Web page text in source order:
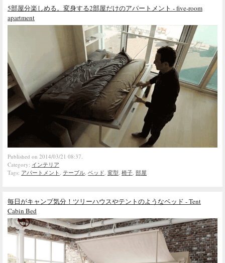
5部屋分楽しめる。変身する2部屋だけのアパートメント - five-room
apartment
Published on 2014/03/21 08:37.
Category: インテリア
Tags: アパートメント, テーブル, ベッド, 変型, 椅子, 部屋
毎日がキャンプ気分！ツリーハウスやテントのようなベッド - Tent
Cabin Bed